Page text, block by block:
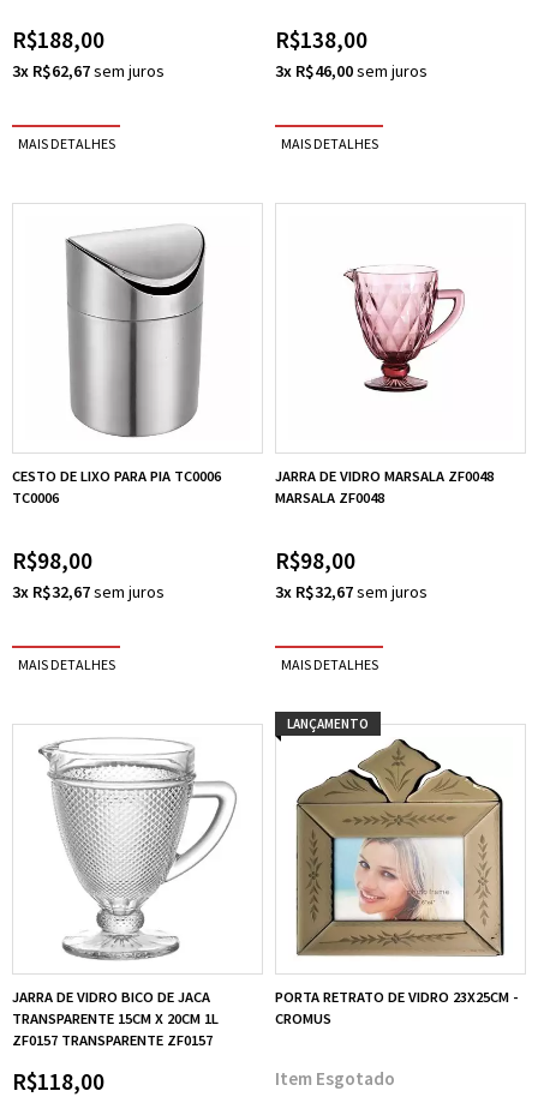
R$188,00
3x R$62,67
R$138,00
3x R$46,00
CESTO DE LIXO PARA PIA TC0006
TC0006
R$98,00
3x R$32,67
JARRA DE VIDRO MARSALA ZF0048
MARSALA ZF0048
R$98,00
3x R$32,67
JARRA DE VIDRO BICO DE JACA
TRANSPARENTE 15CM X 20CM 1L
ZF0157 TRANSPARENTE ZF0157
R$118,00
LANÇAMENTO
PORTA RETRATO DE VIDRO 23X25CM -
CROMUS
Esgotado